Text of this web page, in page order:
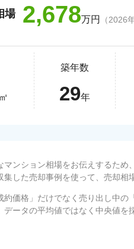
場 2,678万円 （2026
築年数
29年
ンション相場をお伝えするため
した売却事例を使って、売却相
価格」だけでなく売り出し中
ータの平均値ではなく中央値を